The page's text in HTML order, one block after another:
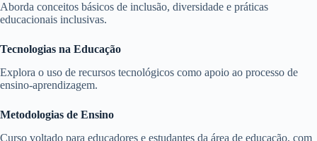
Aborda conceitos básicos de inclusão, diversidade e práticas
educacionais inclusivas.
Tecnologias na Educação
Explora o uso de recursos tecnológicos como apoio ao processo de
ensino-aprendizagem.
Metodologias de Ensino
Curso voltado para educadores e estudantes da área de educação, com